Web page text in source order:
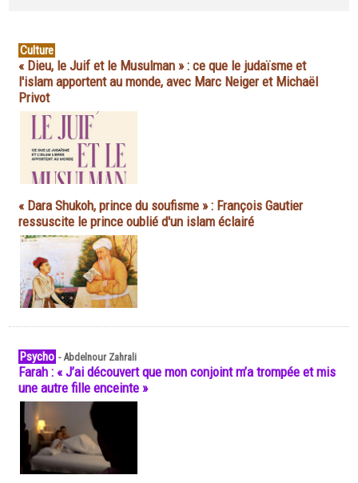
Culture
« Dieu, le Juif et le Musulman » : ce que le judaïsme et
l'islam apportent au monde, avec Marc Neiger et Michaël
Privot
« Dara Shukoh, prince du soufisme » : François Gautier
ressuscite le prince oublié d'un islam éclairé
Psycho -Abdelnour Zahrali
Farah : « J’ai découvert que mon conjoint m’a trompée et mis
une autre fille enceinte »